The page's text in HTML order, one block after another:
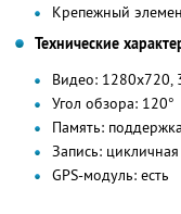
Крепежный
Технические
Видео: 1280х720,
Угол обзора: 120°
Память:
Запись: цикличная
GPS-модуль: есть